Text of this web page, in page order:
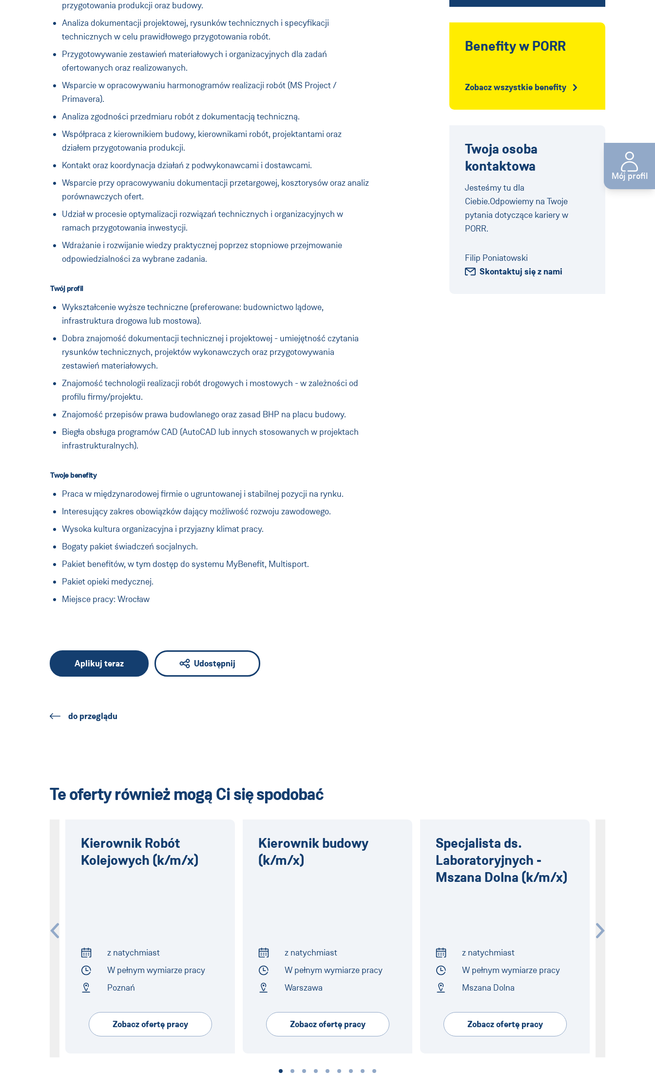
przygotowania produkcji oraz budowy.
Analiza dokumentacji projektowej, rysunków technicznych i specyfikacji
technicznych w celu prawidłowego przygotowania robót.
Przygotowywanie zestawień materiałowych i organizacyjnych dla zadań
ofertowanych oraz realizowanych.
Wsparcie w opracowywaniu harmonogramów realizacji robót (MS Project /
Primavera).
Analiza zgodności przedmiaru robót z dokumentacją techniczną.
Współpraca z kierownikiem budowy, kierownikami robót, projektantami oraz
działem przygotowania produkcji.
Kontakt oraz koordynacja działań z podwykonawcami i dostawcami.
Wsparcie przy opracowywaniu dokumentacji przetargowej, kosztorysów oraz analiz
porównawczych ofert.
Udział w procesie optymalizacji rozwiązań technicznych i organizacyjnych w
ramach przygotowania inwestycji.
Wdrażanie i rozwijanie wiedzy praktycznej poprzez stopniowe przejmowanie
odpowiedzialności za wybrane zadania.
Twój profil
Wykształcenie wyższe techniczne (preferowane: budownictwo lądowe,
infrastruktura drogowa lub mostowa).
Dobra znajomość dokumentacji technicznej i projektowej - umiejętność czytania
rysunków technicznych, projektów wykonawczych oraz przygotowywania
zestawień materiałowych.
Znajomość technologii realizacji robót drogowych i mostowych - w zależności od
profilu firmy/projektu.
Znajomość przepisów prawa budowlanego oraz zasad BHP na placu budowy.
Biegła obsługa programów CAD (AutoCAD lub innych stosowanych w projektach
infrastrukturalnych).
Twoje benefity
Praca w międzynarodowej firmie o ugruntowanej i stabilnej pozycji na rynku.
Interesujący zakres obowiązków dający możliwość rozwoju zawodowego.
Wysoka kultura organizacyjna i przyjazny klimat pracy.
Bogaty pakiet świadczeń socjalnych.
Pakiet benefitów, w tym dostęp do systemu MyBenefit, Multisport.
Pakiet opieki medycznej.
Miejsce pracy: Wrocław
Aplikuj teraz Udostępnij
do przeglądu
Benefity w PORR
Zobacz wszystkie benefity
Twoja osoba
kontaktowa
Jesteśmy tu dla
Ciebie.Odpowiemy na Twoje
pytania dotyczące kariery w
PORR.
Filip Poniatowski
Skontaktuj się z nami
Te oferty również mogą Ci się spodobać
Kierownik Robót
Kolejowych (k/m/x)
Start of Work
z natychmiast
Employment Type
W pełnym wymiarze pracy
Poznań
Zobacz ofertę pracy
Kierownik budowy
(k/m/x)
Start of Work
z natychmiast
Employment Type
W pełnym wymiarze pracy
Warszawa
Zobacz ofertę pracy
Specjalista ds.
Laboratoryjnych -
Mszana Dolna (k/m/x)
Start of Work
z natychmiast
Employment Type
W pełnym wymiarze pracy
Mszana Dolna
Zobacz ofertę pracy
Mój profil